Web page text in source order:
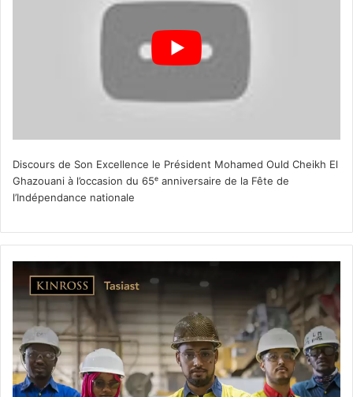
Discours de Son Excellence le Président Mohamed Ould Cheikh El
Ghazouani à l’occasion du 65ᵉ anniversaire de la Fête de
l’Indépendance nationale